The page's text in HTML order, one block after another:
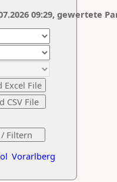
Vorarlberg
09:29, gewertete